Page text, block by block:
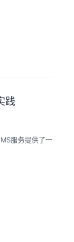
践
服务提供了一